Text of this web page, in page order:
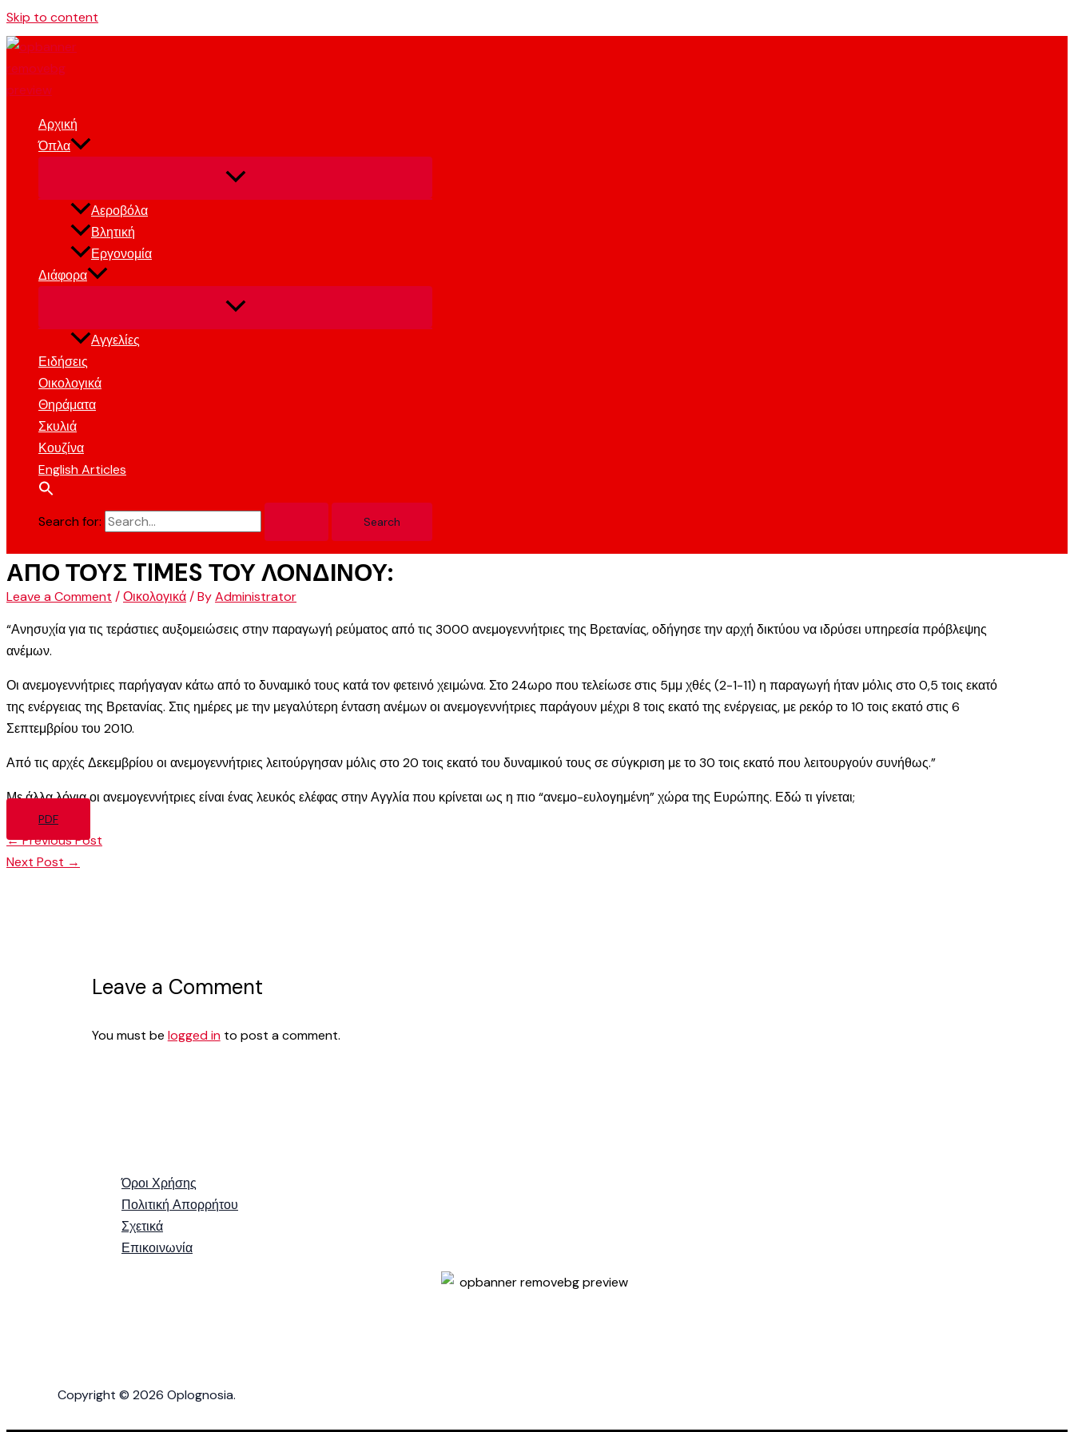
Skip to content
Αρχική
Όπλα
Αεροβόλα
Βλητική
Εργονομία
Διάφορα
Αγγελίες
Ειδήσεις
Οικολογικά
Θηράματα
Σκυλιά
Κουζίνα
English Articles
Search for:
ΑΠΟ ΤΟΥΣ TIMES ΤΟΥ ΛΟΝΔΙΝΟΥ:
Leave a Comment /Οικολογικά/ ByAdministrator
“Ανησυχία για τις τεράστιες αυξομειώσεις στην παραγωγή ρεύματος από τις 3000 ανεμογεννήτριες της Βρετανίας, οδήγησε την αρχή δικτύου να ιδρύσει υπηρεσία πρόβλεψης
ανέμων.
Οι ανεμογεννήτριες παρήγαγαν κάτω από το δυναμικό τους κατά τον φετεινό χειμώνα. Στο 24ωρο που τελείωσε στις 5μμ χθές (2-1-11) η παραγωγή ήταν μόλις στο 0,5 τοις εκατό
της ενέργειας της Βρετανίας. Στις ημέρες με την μεγαλύτερη ένταση ανέμων οι ανεμογεννήτριες παράγουν μέχρι 8 τοις εκατό της ενέργειας, με ρεκόρ το 10 τοις εκατό στις 6
Σεπτεμβρίου του 2010.
Από τις αρχές Δεκεμβρίου οι ανεμογεννήτριες λειτούργησαν μόλις στο 20 τοις εκατό του δυναμικού τους σε σύγκριση με το 30 τοις εκατό που λειτουργούν συνήθως.”
Με άλλα λόγια οι ανεμογεννήτριες είναι ένας λευκός ελέφας στην Αγγλία που κρίνεται ως η πιο “ανεμο-ευλογημένη” χώρα της Ευρώπης. Εδώ τι γίνεται;
PDF
←Previous Post
Next Post →
Leave a Comment
You must be logged into post a comment.
Όροι Χρήσης
Πολιτική Απορρήτου
Σχετικά
Επικοινωνία
Copyright © 2026 Oplognosia.